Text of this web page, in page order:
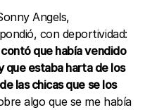
Angels,
con deportividad:
que había vendido
que estaba harta de los
las chicas que se los
algo que se me había